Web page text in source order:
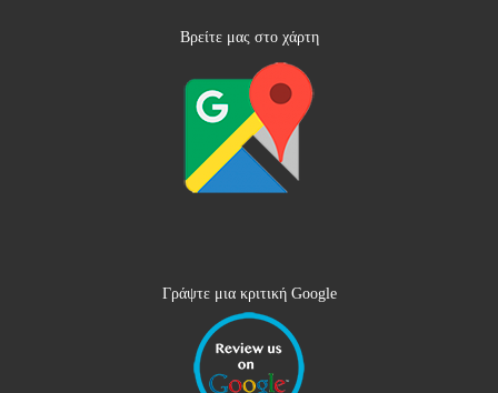
Βρείτε μας στο χάρτη
Γράψτε μια κριτική Google